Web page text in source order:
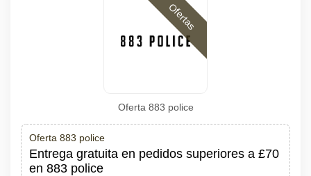
Ofertas
Oferta 883 police
Oferta 883 police
Entrega gratuita en pedidos superiores a £70
en 883 police